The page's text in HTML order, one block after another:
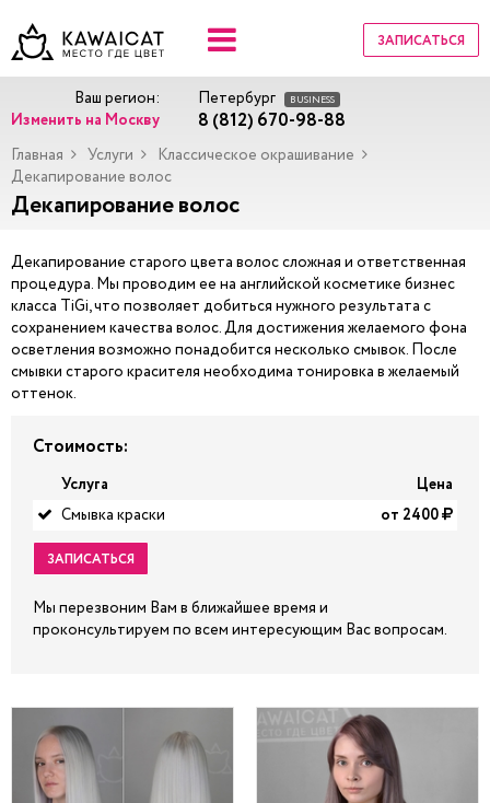
ЗАПИСАТЬСЯ
Ваш регион:
Изменить на Москву
Петербург BUSINESS
8 (812) 670-98-88
Главная Услуги
Классическое окрашивание
Декапирование волос
Декапирование волос
Декапирование старого цвета волос сложная и ответственная
процедура. Мы проводим ее на английской косметике бизнес
класса TiGi, что позволяет добиться нужного результата с
сохранением качества волос. Для достижения желаемого фона
осветления возможно понадобится несколько смывок. После
смывки старого красителя необходима тонировка в желаемый
оттенок.
Стоимость:
Услуга
Цена
Смывка краски
от 2400
ЗАПИСАТЬСЯ
Мы перезвоним Вам в ближайшее время и
проконсультируем по всем интересующим Вас вопросам.